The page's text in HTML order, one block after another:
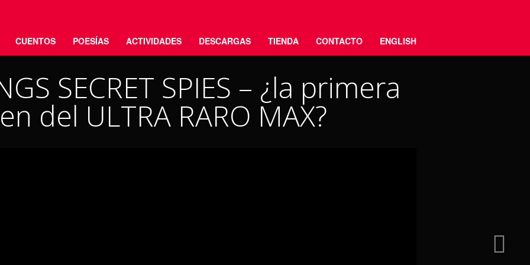
CUENTOS POESÍAS ACTIVIDADES DESCARGAS TIENDA CONTACTO ENGLISH
SECRET SPIES – ¿la primera
del ULTRA RARO MAX?